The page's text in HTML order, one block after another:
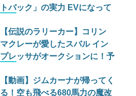
トバック」の実力 EVになって
徹底検証
【伝説のラリーカー】コリン
マクレーが愛したスバル イン
プレッサがオークションに！予
【動画】ジムカーナが帰ってく
る！空も飛べる680馬力の魔改